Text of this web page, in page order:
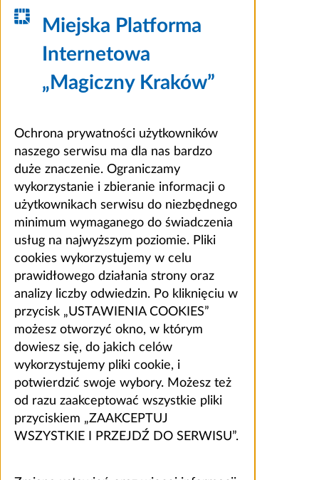
Miejska Platforma
Internetowa
„Magiczny Kraków”
Ochrona prywatności użytkowników
naszego serwisu ma dla nas bardzo
duże znaczenie. Ograniczamy
wykorzystanie i zbieranie informacji o
użytkownikach serwisu do niezbędnego
minimum wymaganego do świadczenia
usług na najwyższym poziomie. Pliki
cookies wykorzystujemy w celu
prawidłowego działania strony oraz
analizy liczby odwiedzin. Po kliknięciu w
przycisk „USTAWIENIA COOKIES”
możesz otworzyć okno, w którym
dowiesz się, do jakich celów
wykorzystujemy pliki cookie, i
potwierdzić swoje wybory. Możesz też
od razu zaakceptować wszystkie pliki
przyciskiem „ZAAKCEPTUJ
WSZYSTKIE I PRZEJDŹ DO SERWISU”.